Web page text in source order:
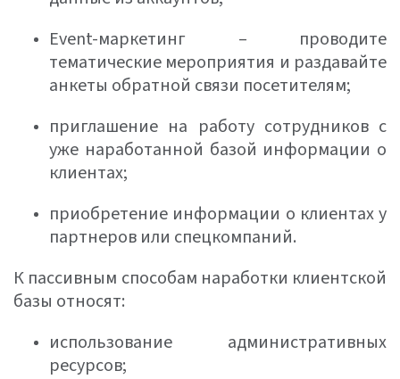
Event-маркетинг – проводите
тематические мероприятия и раздавайте
анкеты обратной связи посетителям;
приглашение на работу сотрудников с
уже наработанной базой информации о
клиентах;
приобретение информации о клиентах у
партнеров или спецкомпаний.
К пассивным способам наработки клиентской
базы относят:
использование административных
ресурсов;